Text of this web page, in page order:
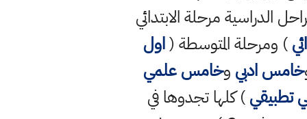
الدراسية مرحلة الابتدائي
) ومرحلة المتوسطة (اول
خامس ادبي وخامس علمي
تطبيقي) كلها تجدوها في